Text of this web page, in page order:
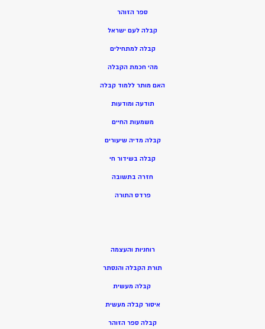
ספר הזוהר
קבלה לעם ישראל
קבלה למתחילים
מהי חכמת הקבלה
האם מותר ללמוד קבלה
תודעה ומודעות
משמעות החיים
קבלה מדיה שיעורים
קבלה בשידור חי
חזרה בתשובה
פרדס התורה
רוחניות והעצמה
תורת הקבלה והנסתר
קבלה מעשית
איסור קבלה מעשית
קבלה ספר הזוהר